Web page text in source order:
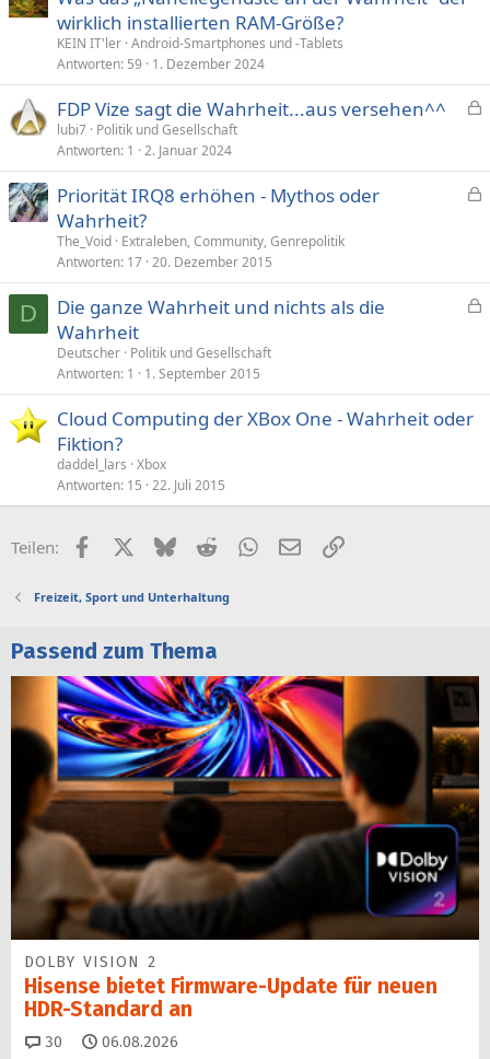
wirklich installierten RAM-Größe?
KEIN IT'ler Android-Smartphones und -Tablets
Antworten 59 1. Dezember 2024
p
e
FDP Vize sagt die Wahrheit...aus versehen^^
lubi7 Politik und Gesellschaft
Antworten 1 2. Januar 2024
e
r
Priorität IRQ8 erhöhen - Mythos oder
Wahrheit?
The_Void Extraleben, Community, Genrepolitik
Antworten 17 20. Dezember 2015
D
e
Die ganze Wahrheit und nichts als die
Wahrheit
Deutscher Politik und Gesellschaft
Antworten 1 1. September 2015
Cloud Computing der XBox One - Wahrheit oder
Fiktion?
daddel_lars Xbox
Antworten 15 22. Juli 2015
Teilen: FacebookX (Twitter)
BlueskyRedditWhatsApp
E-MailLink
Freizeit, Sport und Unterhaltung
Passend zum Thema
DOLBY VISION 2
Hisense bietet Firmware-Update für neuen
HDR-Standard an
30 Kommentare
06.08.2026